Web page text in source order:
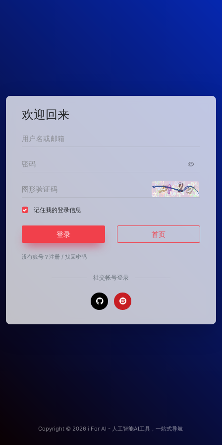
欢迎回来
记住我的登录信息
登录 首页
没有账号？ 注册 / 找回密码
社交帐号登录
Copyright © 2026 i For AI - 人工智能AI工具，一站式导航